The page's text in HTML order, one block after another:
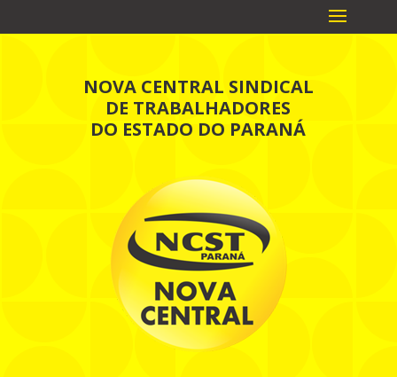
NOVA CENTRAL SINDICAL
DE TRABALHADORES
DO ESTADO DO PARANÁ